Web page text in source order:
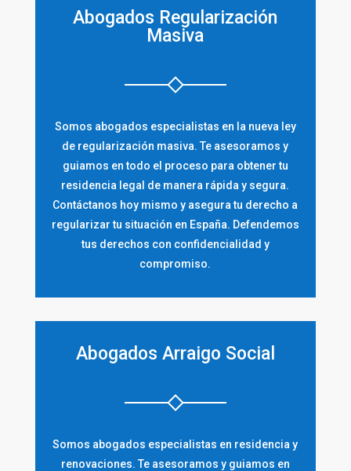
Abogados Regularización
Masiva
Somos abogados especialistas en la nueva ley
de regularización masiva. Te asesoramos y
guiamos en todo el proceso para obtener tu
residencia legal de manera rápida y segura.
Contáctanos hoy mismo y asegura tu derecho a
regularizar tu situación en España. Defendemos
tus derechos con confidencialidad y
compromiso.
Abogados Arraigo Social
Somos abogados especialistas en residencia y
renovaciones. Te asesoramos y guiamos en